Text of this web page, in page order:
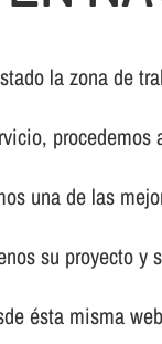
la zona de
una de las
su proyecto
ésta misma